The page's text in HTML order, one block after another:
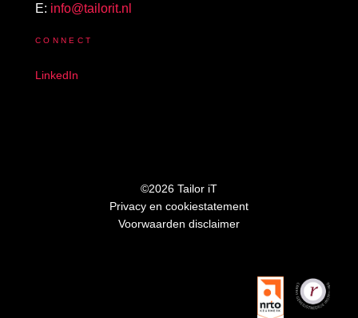
E: info@tailorit.nl
CONNECT
LinkedIn
©2026 Tailor iT
Privacy en cookiestatement
Voorwaarden disclaimer